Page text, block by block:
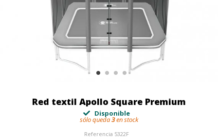
Red textil Apollo Square Premium
Disponible
sólo queda3en stock
Referencia 5322F